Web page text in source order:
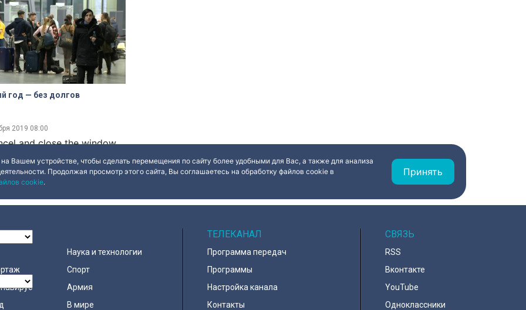
and close the window.
год — без долгов
2019 08:00
Вашем устройстве, чтобы сделать перемещения по сайту более удобными для Вас, а также для анализа
Продолжая просмотр этого сайта, Вы соглашаетесь на обработку файлов cookie в
cookie.
Принять
Наука и технологии
Спорт
Армия
В мире
ТЕЛЕКАНАЛ
Программа передач
Программы
Настройка канала
Контакты
СВЯЗЬ
RSS
Вконтакте
YouTube
Одноклассники